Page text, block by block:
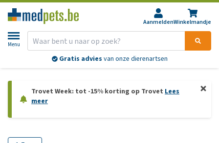
AanmeldenWinkelmandje
Menu
Gratis advies van onze dierenartsen
Trovet Week: tot -15% korting op Trovet Lees
meer